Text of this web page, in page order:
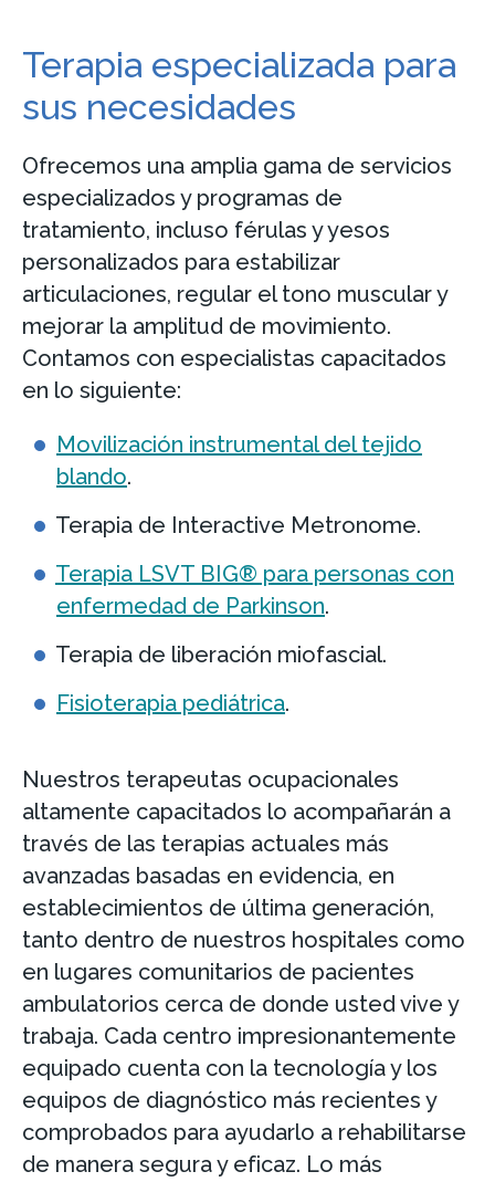
Terapia especializada para
sus necesidades
Ofrecemos una amplia gama de servicios
especializados y programas de
tratamiento, incluso férulas y yesos
personalizados para estabilizar
articulaciones, regular el tono muscular y
mejorar la amplitud de movimiento.
Contamos con especialistas capacitados
en lo siguiente:
Movilización instrumental del tejido
blando.
Terapia de Interactive Metronome.
Terapia LSVT BIG® para personas con
enfermedad de Parkinson.
Terapia de liberación miofascial.
Fisioterapia pediátrica.
Nuestros terapeutas ocupacionales
altamente capacitados lo acompañarán a
través de las terapias actuales más
avanzadas basadas en evidencia, en
establecimientos de última generación,
tanto dentro de nuestros hospitales como
en lugares comunitarios de pacientes
ambulatorios cerca de donde usted vive y
trabaja. Cada centro impresionantemente
equipado cuenta con la tecnología y los
equipos de diagnóstico más recientes y
comprobados para ayudarlo a rehabilitarse
de manera segura y eficaz. Lo más